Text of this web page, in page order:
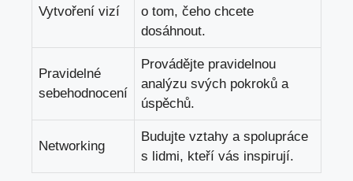
Vytvoření vizí
o tom, čeho chcete
dosáhnout.
Pravidelné
sebehodnocení
Provádějte pravidelnou
analýzu svých pokroků a
úspěchů.
Networking
Budujte vztahy⁣ a spolupráce
s lidmi, ⁣kteří vás inspirují.